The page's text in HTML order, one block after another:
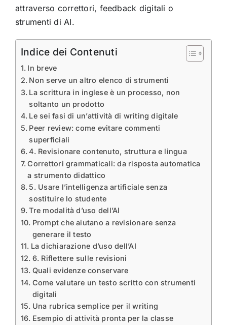
attraverso correttori, feedback digitali o
strumenti di AI.
Indice dei Contenuti
In breve
Non serve un altro elenco di strumenti
La scrittura in inglese è un processo, non
soltanto un prodotto
Le sei fasi di un’attività di writing digitale
Peer review: come evitare commenti
superficiali
4. Revisionare contenuto, struttura e lingua
Correttori grammaticali: da risposta automatica
a strumento didattico
5. Usare l’intelligenza artificiale senza
sostituire lo studente
Tre modalità d’uso dell’AI
Prompt che aiutano a revisionare senza
generare il testo
La dichiarazione d’uso dell’AI
6. Riflettere sulle revisioni
Quali evidenze conservare
Come valutare un testo scritto con strumenti
digitali
Una rubrica semplice per il writing
Esempio di attività pronta per la classe